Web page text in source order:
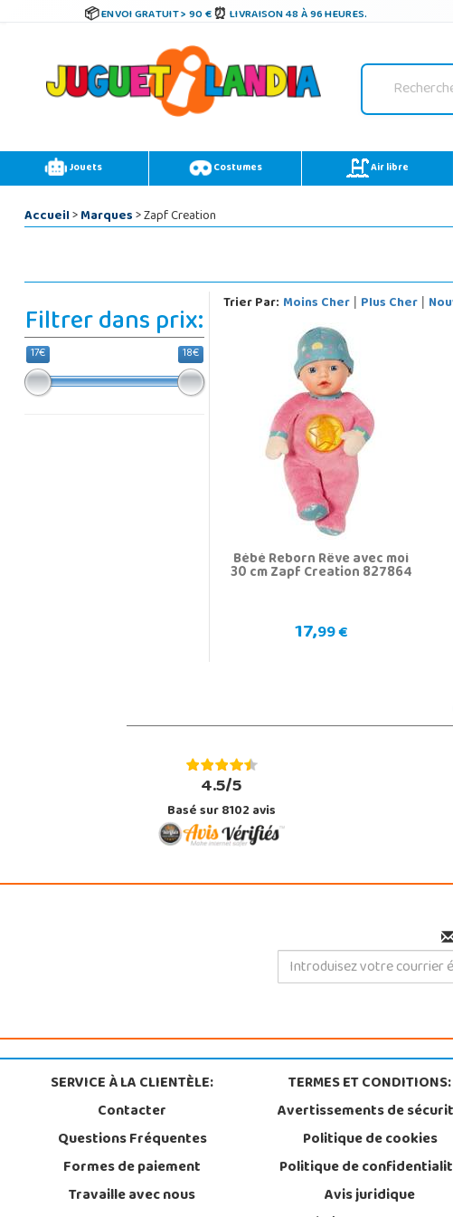
ENVOI GRATUIT > 90 € LIVRAISON 48 À 96 HEURES.
Jouets Costumes Air libre
Accueil>Marques> Zapf Creation
Filtrer dans prix:
17€ 18€
Trier Par: Moins Cher| Plus Cher|
Bébé Reborn Rêve avec moi
30 cm Zapf Creation 827864
17,99 €
4.5/5
Basé sur 8102 avis
SERVICE À LA CLIENTÈLE:
Contacter
Questions Fréquentes
Formes de paiement
Travaille avec nous
TERMES ET CONDITIONS:
Avertissements de
Politique de cookies
Politique de
Avis juridique